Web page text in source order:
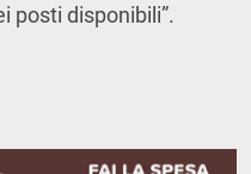
posti disponibili”.